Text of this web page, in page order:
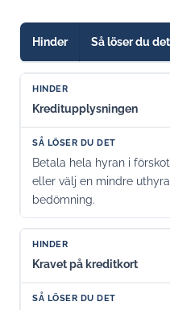
Hinder Så löser du det
Kreditupplysningen
Betala hela hyran i
eller välj en mindre
bedömning.
Kravet på kreditkort